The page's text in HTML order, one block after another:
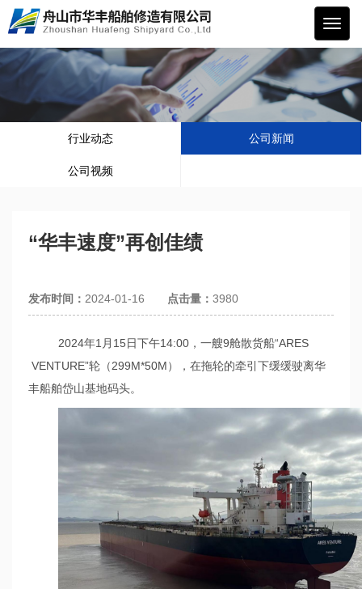
华丰
船舶
行业动态 公司新闻
公司视频
“华丰速度”再创佳绩
发布时间： 2024-01-16 点击量： 3980
2024年1月15日下午14:00，一艘9舱散货船“ARES
VENTURE”轮（299M*50M），在拖轮的牵引下缓缓驶离华
丰船舶岱山基地码头。